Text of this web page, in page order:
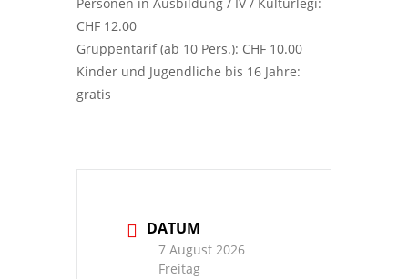
CHF 12.00
Gruppentarif (ab 10 Pers.): CHF 10.00
Kinder und Jugendliche bis 16 Jahre:
gratis
DATUM
7 August 2026
Freitag